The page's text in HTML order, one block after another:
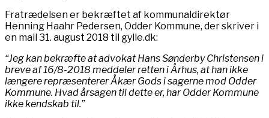
Fratrædelsen er bekræftet af kommunaldirektør
Henning Haahr Pedersen, Odder Kommune, der skriver i
en mail 31. august 2018 til gylle.dk:
“Jeg kan bekræfte at advokat Hans Sønderby Christensen i
breve af 16/8-2018 meddeler retten i Århus, at han ikke
længere repræsenterer Åkær Gods i sagerne mod Odder
Kommune. Hvad årsagen til dette er, har Odder Kommune
ikke kendskab til.”